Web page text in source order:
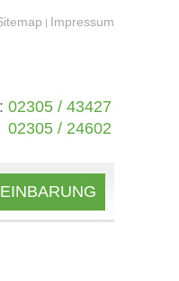
| Impressum
02305 / 43427
02305 / 24602